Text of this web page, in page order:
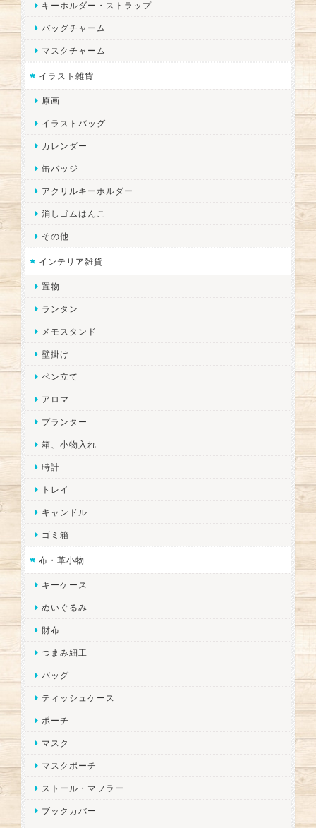
キーホルダー・ストラップ
バッグチャーム
マスクチャーム
イラスト雑貨
原画
イラストバッグ
カレンダー
缶バッジ
アクリルキーホルダー
消しゴムはんこ
その他
インテリア雑貨
置物
ランタン
メモスタンド
壁掛け
ペン立て
アロマ
プランター
箱、小物入れ
時計
トレイ
キャンドル
ゴミ箱
布・革小物
キーケース
ぬいぐるみ
財布
つまみ細工
バッグ
ティッシュケース
ポーチ
マスク
マスクポーチ
ストール・マフラー
ブックカバー